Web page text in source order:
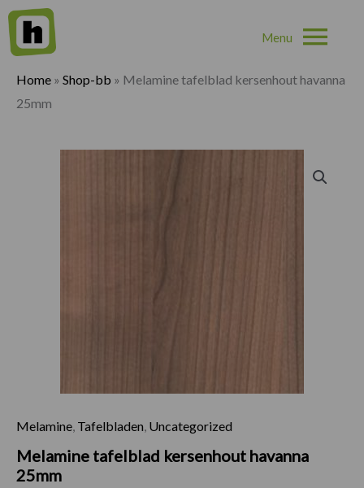
Home » Shop-bb » Melamine tafelblad kersenhout havanna
25mm
Melamine Tafelbladen Uncategorized
Melamine tafelblad kersenhout havanna
25mm
Prijsklasse:
€30.25